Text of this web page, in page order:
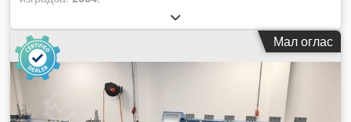
Мал оглас